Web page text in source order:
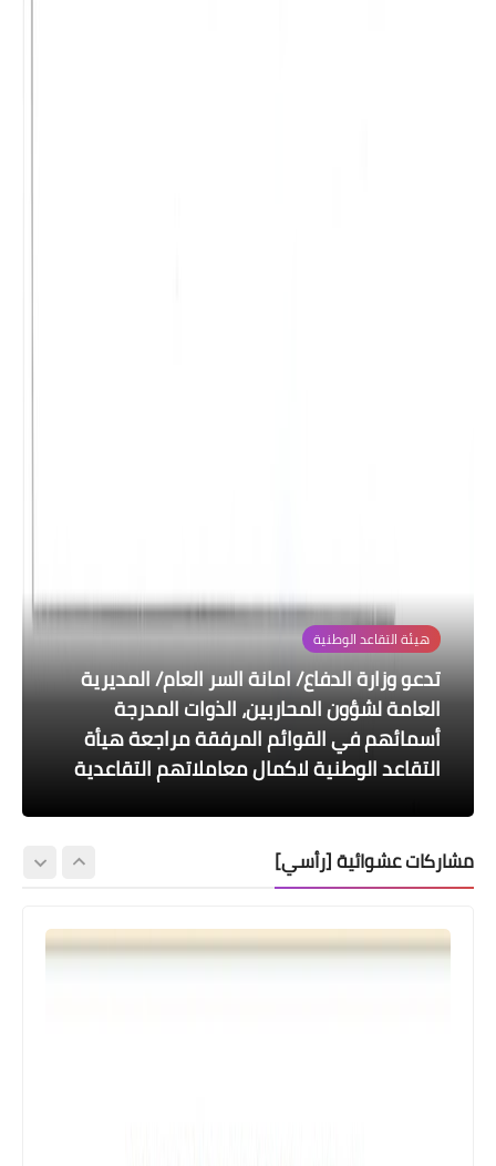
اخبارالطقس
اخبار الطقس يزداد تعمق الحالة الجوية خلال
هذا اليوم واليومين المقبلين
اخبارالطقس
تستمر حالة عدم الاستقرار في الاجواء خلال
الايام المقبلة
هيئة التقاعد الوطنية
تدعو وزارة الدفاع/ امانة السر العام/ المديرية
العامة لشؤون المحاربين، الذوات المدرجة
أسمائهم في القوائم المرفقة مراجعة هيأة
التقاعد الوطنية لاكمال معاملاتهم التقاعدية
اخبار العامة
عاجل مكافآت مالية لذوي الشهداء والجرحى
اسماء االرعاية الاجتماعية
وزير العمل يعلن شمول 2000 أسرة براتب
الحماية الاجتماعية
مشاركات عشوائية [رأسي]